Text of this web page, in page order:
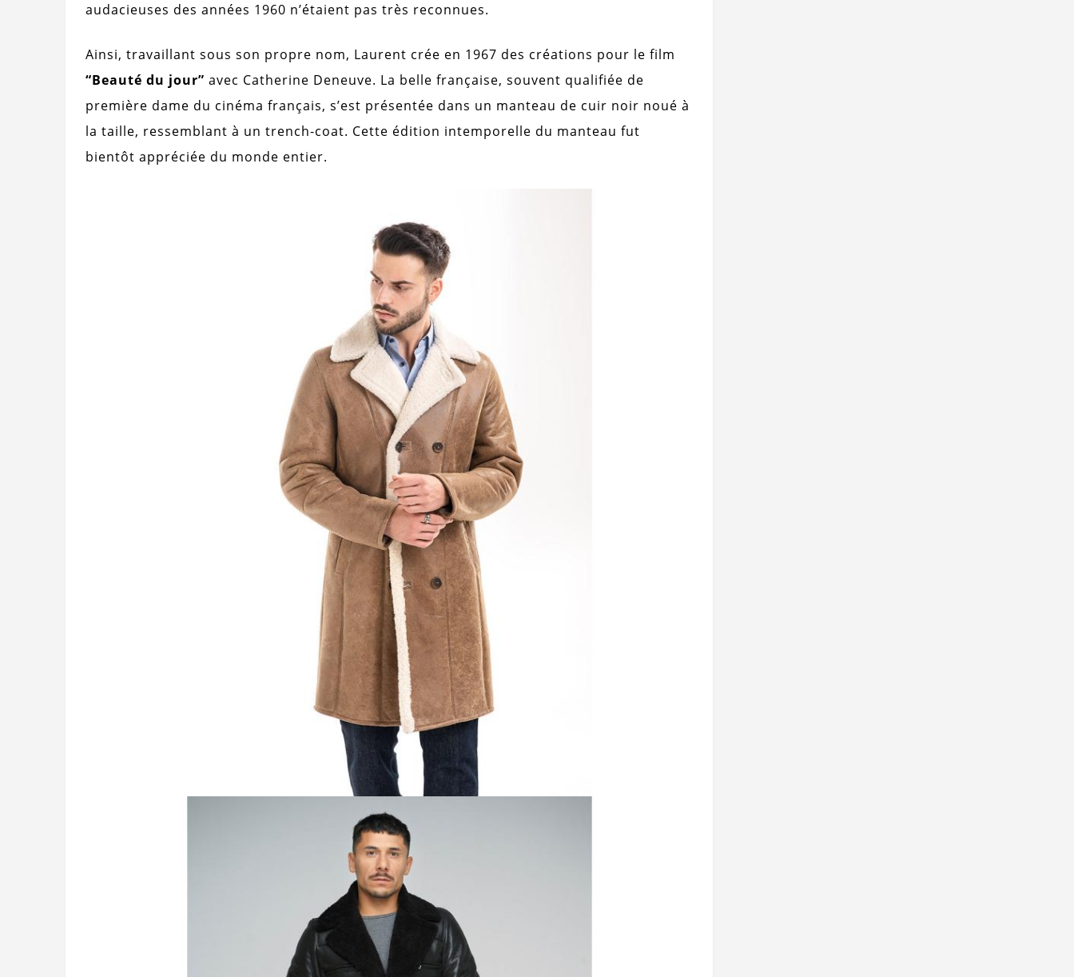
audacieuses des années 1960 n’étaient pas très reconnues.
Ainsi, travaillant sous son propre nom, Laurent crée en 1967 des créations pour le film
“Beauté du jour” avec Catherine Deneuve. La belle française, souvent qualifiée de
première dame du cinéma français, s’est présentée dans un manteau de cuir noir noué à
la taille, ressemblant à un trench-coat. Cette édition intemporelle du manteau fut
bientôt appréciée du monde entier.